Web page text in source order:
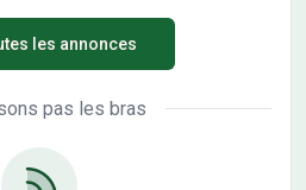
le lac Léman et les rives
villas de 106 à 120 m²
et inspiration
naturel. Baignées de
les annonces
pas les bras